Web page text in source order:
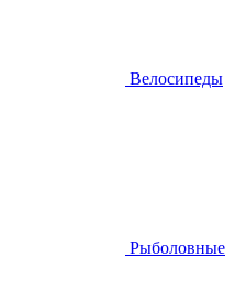
Велосипеды
Рыболовные